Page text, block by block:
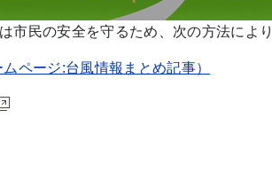
市民の安全を守るため、次の方法によ
ページ:台風情報まとめ記事）